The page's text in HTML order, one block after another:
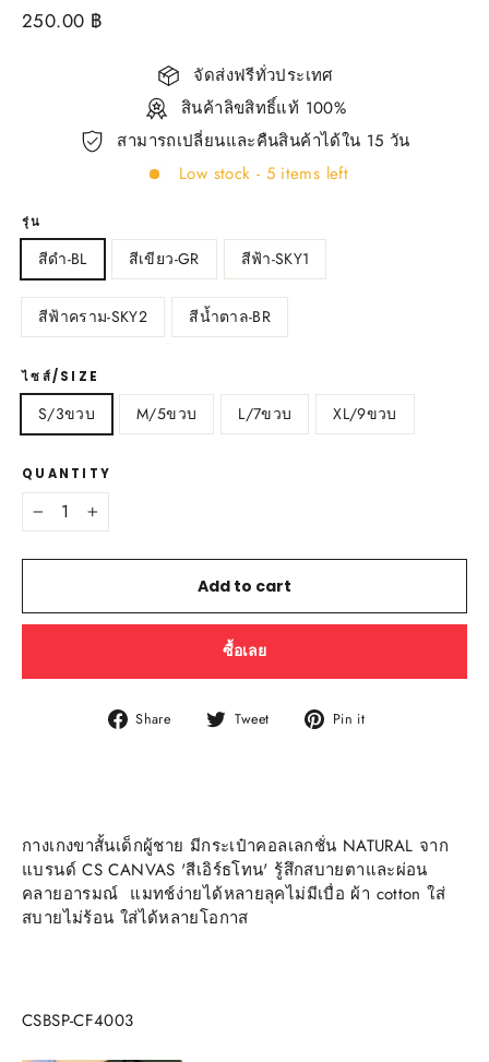
Regular
250.00 ฿
จัดส่งฟรีทั่วประเทศ
สินค้าลิขสิทธิ์แท้ 100%
สามารถเปลี่ยนและคืนสินค้าได้ใน 15 วัน
Low stock - 5 items left
รุ่น
สีดำ-BL สีเขียว-GR สีฟ้า-SKY1
สีฟ้าคราม-SKY2 สีน้ำตาล-BR
ไซส์/SIZE
S/3ขวบ M/5ขวบ L/7ขวบ XL/9ขวบ
QUANTITY
− +
Add to cart
ซื้อเลย
Share
Share Tweet
Tweet Pin it
กางเกงขาสั้นเด็กผู้ชาย มีกระเป๋าคอลเลกชั่น NATURAL จาก
แบรนด์ CS CANVAS 'สีเอิร์ธโทน' รู้สึกสบายตาและผ่อน
คลายอารมณ์ แมทช์ง่ายได้หลายลุคไม่มีเบื่อ ผ้า cotton ใส่
สบายไม่ร้อน ใส่ได้หลายโอกาส
CSBSP-CF4003